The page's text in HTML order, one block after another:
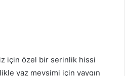
için özel bir serinlik hissi
yaz mevsimi için yaygın